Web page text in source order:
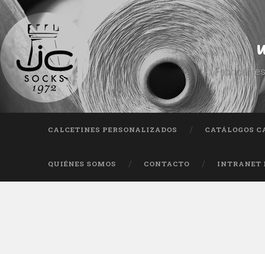
CALCETINES PERSONALIZADOS CATÁLOGOS
QUIÉNES SOMOS CONTACTO INTRANET